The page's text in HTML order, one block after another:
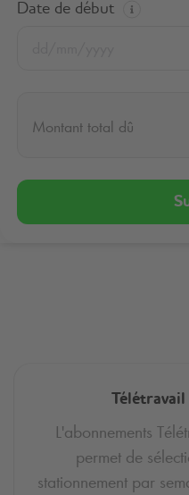
Date de début
Montant total dû
L'abonnements
permet de
stationnement par